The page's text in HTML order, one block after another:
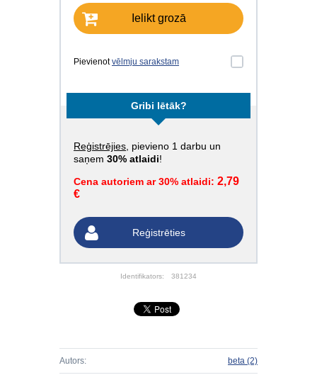
Ielikt grozā
Pievienotvēlmju sarakstam
Gribi lētāk?
Reģistrējies , pievieno 1 darbu un
saņem 30% atlaidi!
Cena autoriem ar 30% atlaidi: 2,79
€
Reģistrēties
Identifikators: 381234
Autors: beta (2)